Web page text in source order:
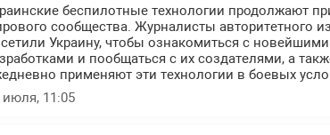
беспилотные технологии продолжают
сообщества. Журналисты авторитетного
Украину, чтобы ознакомиться с
и пообщаться с их создателями, а
применяют эти технологии в боевых
июля, 11:05